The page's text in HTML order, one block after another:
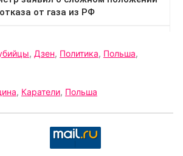
, Дзен, Политика, Польша,
, Каратели, Польша